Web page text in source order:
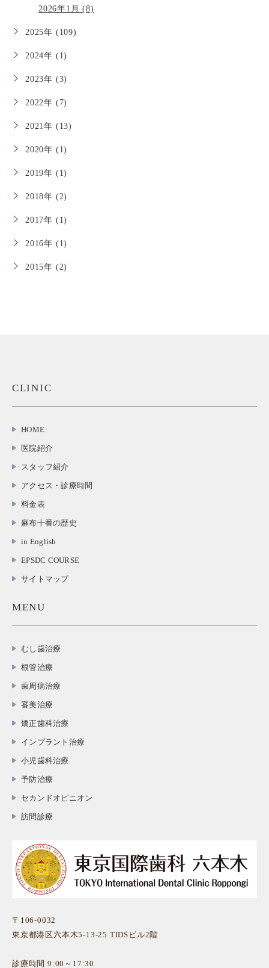
2026年1月 (8)
2025年 (109)
2024年 (1)
2023年 (3)
2022年 (7)
2021年 (13)
2020年 (1)
2019年 (1)
2018年 (2)
2017年 (1)
2016年 (1)
2015年 (2)
CLINIC
HOME
医院紹介
スタッフ紹介
アクセス・診療時間
料金表
麻布十番の歴史
in English
EPSDC COURSE
サイトマップ
MENU
むし歯治療
根管治療
歯周病治療
審美治療
矯正歯科治療
インプラント治療
小児歯科治療
予防治療
セカンドオピニオン
訪問診療
〒106-0032
東京都港区六本木5-13-25 TIDSビル2階
診療時間 9:00～17:30